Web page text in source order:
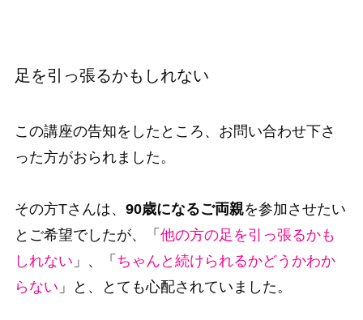
足を引っ張るかもしれない
この講座の告知をしたところ、お問い合わせ下さ
った方がおられました。
その方Tさんは、 90歳になるご両親を参加させたい
とご希望でしたが、「 他の方の足を引っ張るかも
しれない 」、「 ちゃんと続けられるかどうかわか
らない 」と、とても心配されていました。